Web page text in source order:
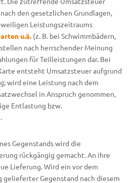
den gesetzlichen Grundlagen,
Leistungszeitraums
u.ä.(z. B. bei Schwimmbädern,
nach herrschender Meinung
für Teilleistungen dar. Bei
entsteht Umsatzsteuer aufgrund
wird eine Leistung nach dem
in Anspruch genommen,
Entlastung bzw.
Gegenstands wird die
rückgängig gemacht. An ihre
Lieferung. Wird ein vor dem
gelieferter Gegenstand nach diesem